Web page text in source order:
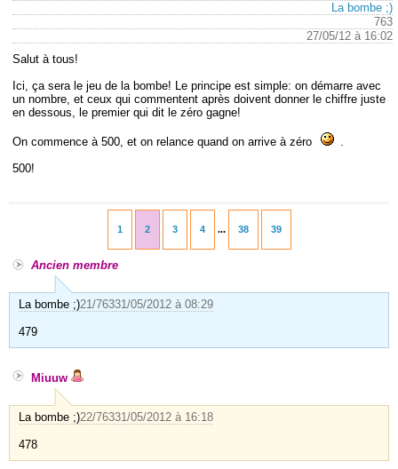
La bombe ;)
763
27/05/12 à 16:02
Salut à tous!
Ici, ça sera le jeu de la bombe! Le principe est simple: on démarre avec
un nombre, et ceux qui commentent après doivent donner le chiffre juste
en dessous, le premier qui dit le zéro gagne!
On commence à 500, et on relance quand on arrive à zéro
.
500!
1 2 3 4 ... 38 39
Ancien membre
La bombe ;)21/76331/05/2012 à 08:29
479
Miuuw
La bombe ;)22/76331/05/2012 à 16:18
478